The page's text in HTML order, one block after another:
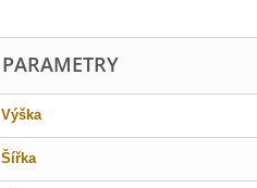
PARAMETRY
Výška
Šířka